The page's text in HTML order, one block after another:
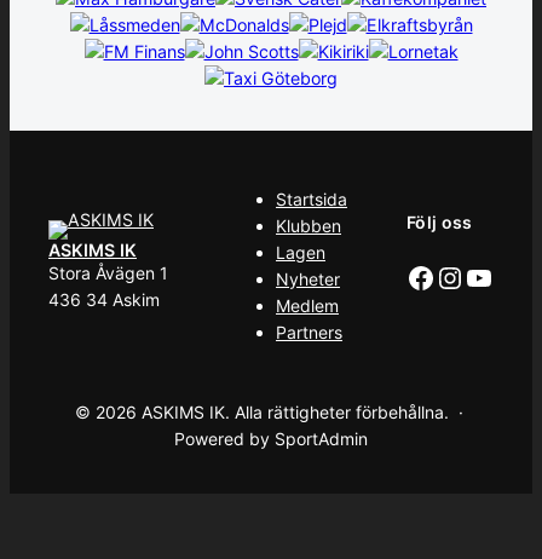
ASKIMS IK
Stora Åvägen 1
436 34 Askim
Startsida
Klubben
Lagen
Nyheter
Medlem
Partners
Följ oss
Facebook
© 2026 ASKIMS IK. Alla rättigheter förbehållna. ·
Powered by SportAdmin